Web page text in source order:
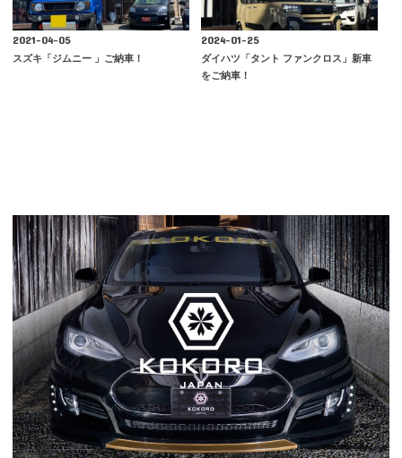
2021-04-05
スズキ「ジムニー 」ご納車！
2024-01-25
ダイハツ「タント ファンクロス」新車
をご納車！